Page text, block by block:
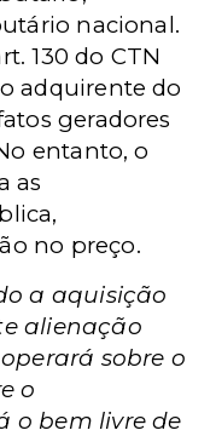
nacional.
130 do CTN
adquirente do
geradores
entanto, o
as
no preço.
a aquisição
alienação
sobre o
o
o bem livre de